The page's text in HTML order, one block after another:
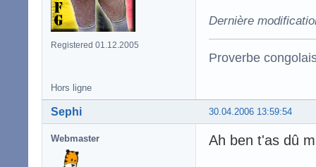
Registered 01.12.2005
Dernière
Proverbe
Hors ligne
30.04.2006 13:59:54
Sephi
Webmaster Ah ben t'as dû